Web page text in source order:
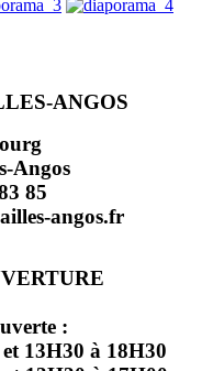
ANGOS
Angos
85
angos.fr
:
13H30 à 18H30